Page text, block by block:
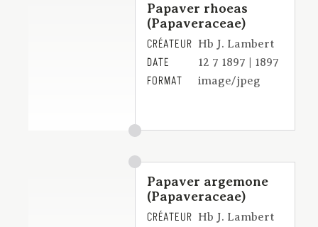
Papaver rhoeas
(Papaveraceae)
CRÉATEUR Hb J. Lambert
DATE 12 7 1897 | 1897
FORMAT image/jpeg
Papaver argemone
(Papaveraceae)
CRÉATEUR Hb J. Lambert